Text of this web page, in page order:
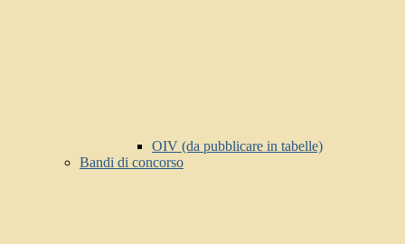
OIV (da pubblicare in tabelle)
Bandi di concorso